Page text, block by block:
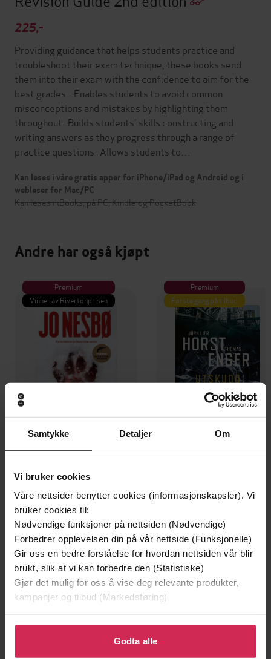
Samtykke Detaljer Om
Vi bruker cookies
Våre nettsider benytter cookies (informasjonskapsler). Vi
bruker cookies til:
Nødvendige funksjoner på nettsiden (Nødvendige)
Forbedrer opplevelsen din på vår nettside (Funksjonelle)
Gir oss en bedre forståelse for hvordan nettsiden vår blir
brukt, slik at vi kan forbedre den (Statistiske)
Gjør det mulig for oss å vise deg relevante produkter,
kampanjer og tilbud (Markedsføring)
Klikk på «Godta alle» for å gi oss ditt samtykke til å
bruke cookies for alle disse formålene. Du kan også
tilpasse ditt samtykke til spesifikke formål ved å klikke
Godta alle
225,-
Providing guidance that helps students practice and
troubleshoot their exam technique, these books send
them into their exam with the confidence to aim for the
best grades.- Enables students to avoid common
misconceptions and mistakes by highlighting them
throughout- Builds students' skills constructing and
writing answers as they progress through a range of
practice questions- Allows students to…
Kan leses i våre gratis apper for iPhone/iPad og Android og i
webleser for Mac/PC
Kan leses i iBooks, på PC, Kindle og PocketBook
Andre har også kjøpt
Premium
Vinner av Rivertonprisen
199,-
Jo Nesbø
EBOK
Premium
Første gang på tilbud
Jørn Lier Horst
Forfattere Mike Folland(forfatter)
Hodder Education
Sjanger